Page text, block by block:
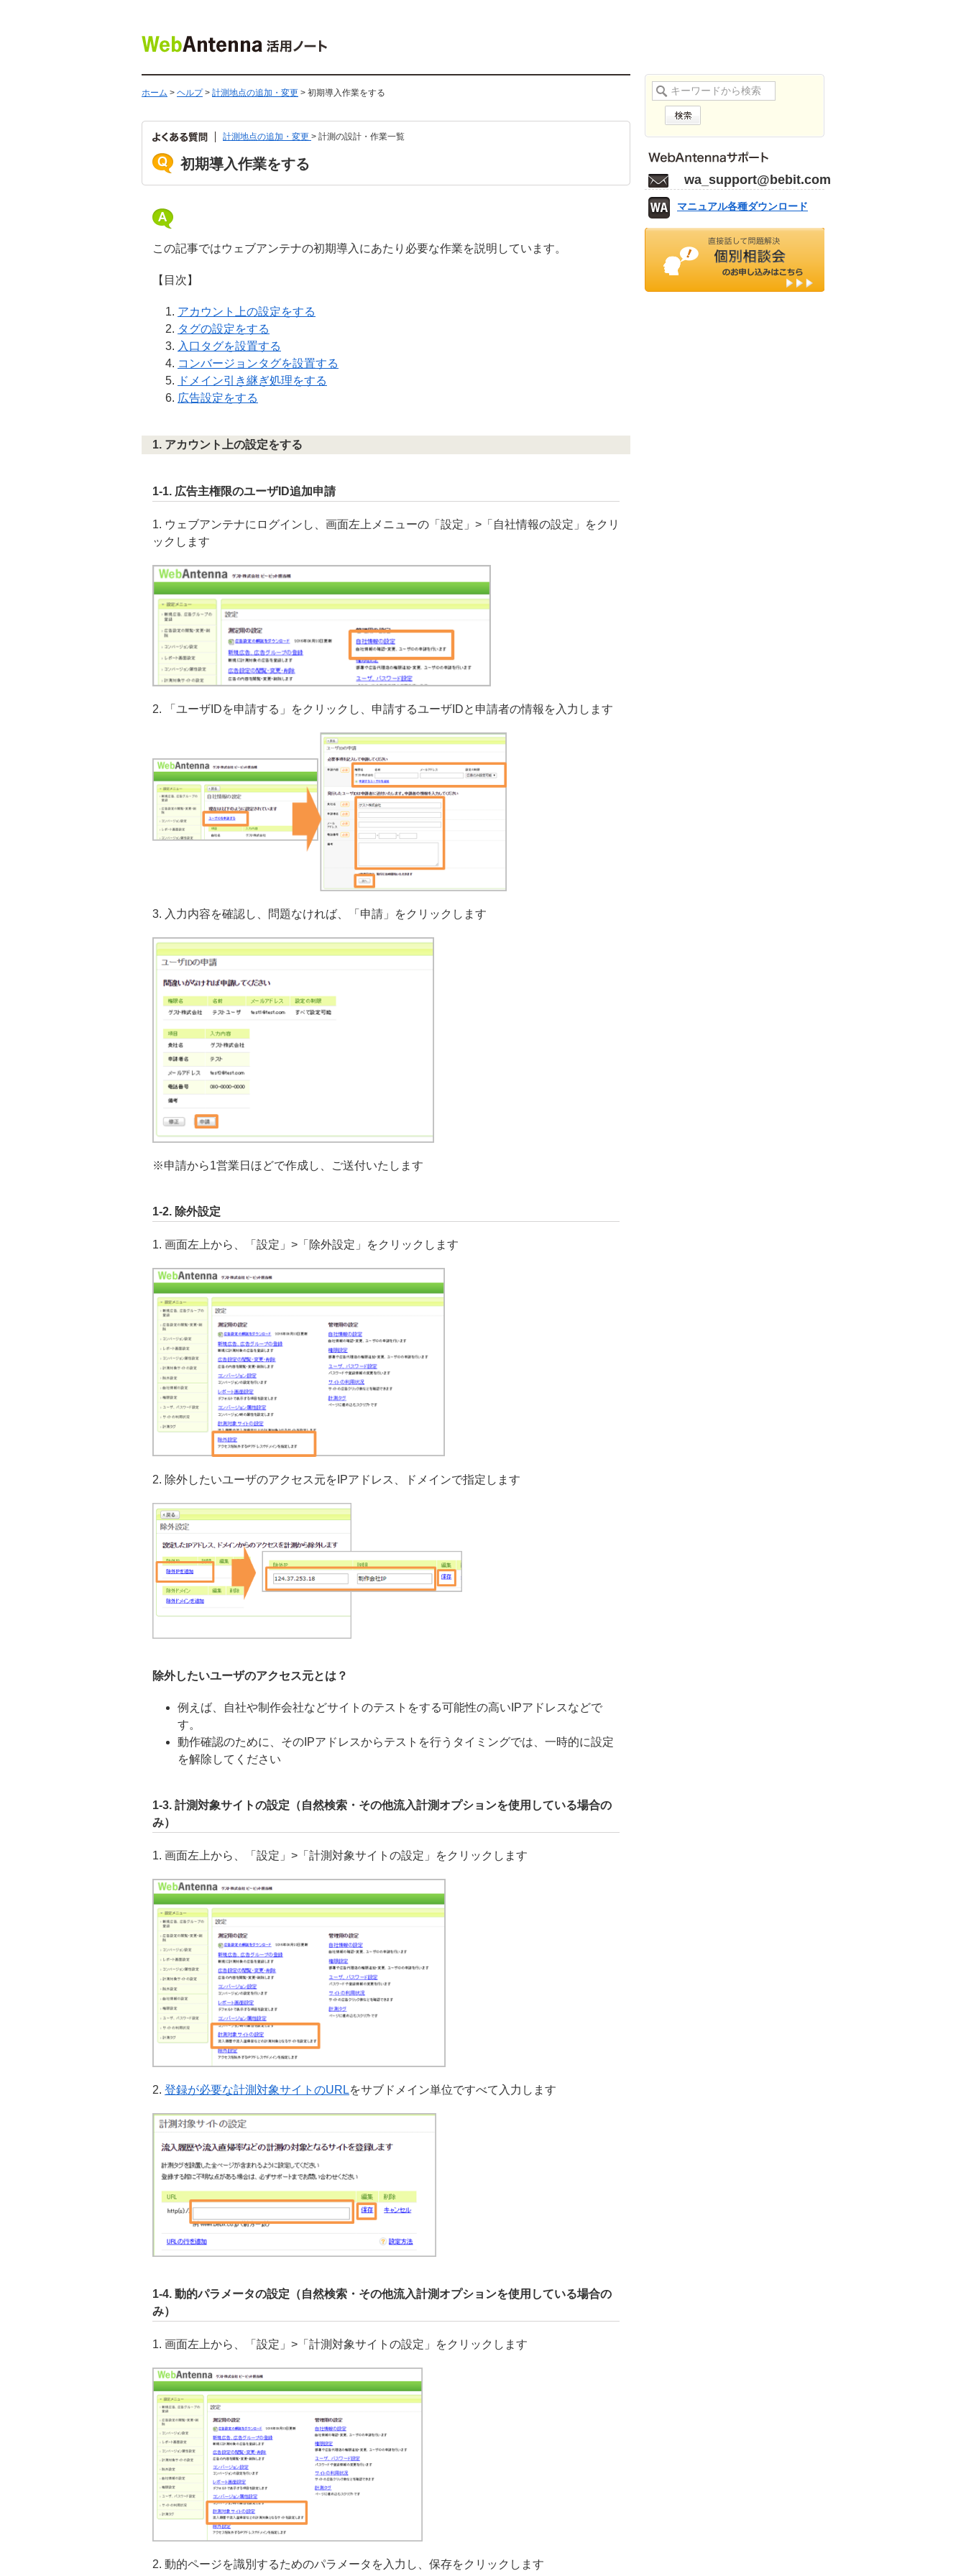
ホーム > ヘルプ> 計測地点の追加・変更 > 初期導入作業をする
計測地点の追加・変更 > 計測の設計・作業一覧
初期導入作業をする
この記事ではウェブアンテナの初期導入にあたり必要な作業を説明しています。
【目次】
アカウント上の設定をする
タグの設定をする
入口タグを設置する
コンバージョンタグを設置する
ドメイン引き継ぎ処理をする
広告設定をする
1. アカウント上の設定をする
1-1. 広告主権限のユーザID追加申請
1. ウェブアンテナにログインし、画面左上メニューの「設定」>「自社情報の設定」をクリ
ックします
2. 「ユーザIDを申請する」をクリックし、申請するユーザIDと申請者の情報を入力します
3. 入力内容を確認し、問題なければ、「申請」をクリックします
※申請から1営業日ほどで作成し、ご送付いたします
1-2. 除外設定
1. 画面左上から、「設定」>「除外設定」をクリックします
2. 除外したいユーザのアクセス元をIPアドレス、ドメインで指定します
除外したいユーザのアクセス元とは？
例えば、自社や制作会社などサイトのテストをする可能性の高いIPアドレスなどで
す。
動作確認のために、そのIPアドレスからテストを行うタイミングでは、一時的に設定
を解除してください
1-3. 計測対象サイトの設定（自然検索・その他流入計測オプションを使用している場合の
み）
1. 画面左上から、「設定」>「計測対象サイトの設定」をクリックします
2. 登録が必要な計測対象サイトのURLをサブドメイン単位ですべて入力します
1-4. 動的パラメータの設定（自然検索・その他流入計測オプションを使用している場合の
み）
1. 画面左上から、「設定」>「計測対象サイトの設定」をクリックします
2. 動的ページを識別するためのパラメータを入力し、保存をクリックします
wa_support@bebit.com
マニュアル各種ダウンロード